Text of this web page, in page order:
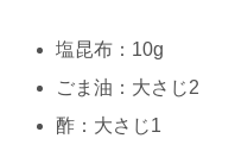
塩昆布：10g
ごま油：大さじ2
酢：大さじ1